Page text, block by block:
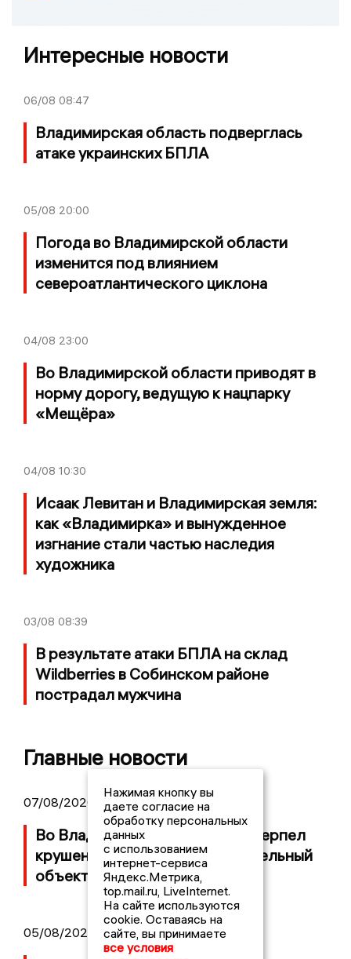
Интересные новости
06/08 08:47
Владимирская область подверглась
атаке украинских БПЛА
05/08 20:00
Погода во Владимирской области
изменится под влиянием
североатлантического циклона
04/08 23:00
Во Владимирской области приводят в
норму дорогу, ведущую к нацпарку
«Мещёра»
04/08 10:30
Исаак Левитан и Владимирская земля:
как «Владимирка» и вынужденное
изгнание стали частью наследия
художника
03/08 08:39
В результате атаки БПЛА на склад
Wildberries в Собинском районе
пострадал мужчина
Главные новости
07/08/2026 14:34
Во Владимирской области потерпел
крушение неопознанный летательный
объект
05/08/2026 08:30
Нажимая кнопку вы
даете согласие на
обработку персональных
данных
с использованием
интернет-сервиса
Яндекс.Метрика,
top.mail.ru, LiveInternet.
На сайте используются
cookie. Оставаясь на
сайте, вы принимаете
все условия